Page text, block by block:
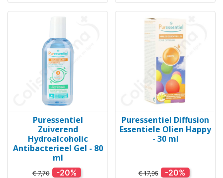
Puressentiel
Zuiverend
Hydroalcoholic
Antibacterieel Gel - 80
ml
€ 7,70 -20%
Puressentiel Diffusion
Essentiele Olien Happy
- 30 ml
€ 17,95 -20%